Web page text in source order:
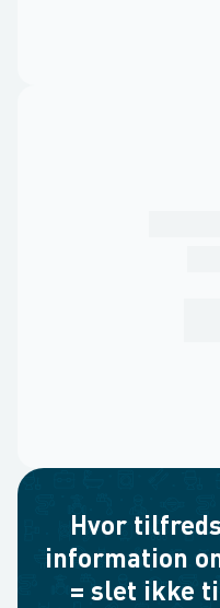
Hvor
information
= slet ikke